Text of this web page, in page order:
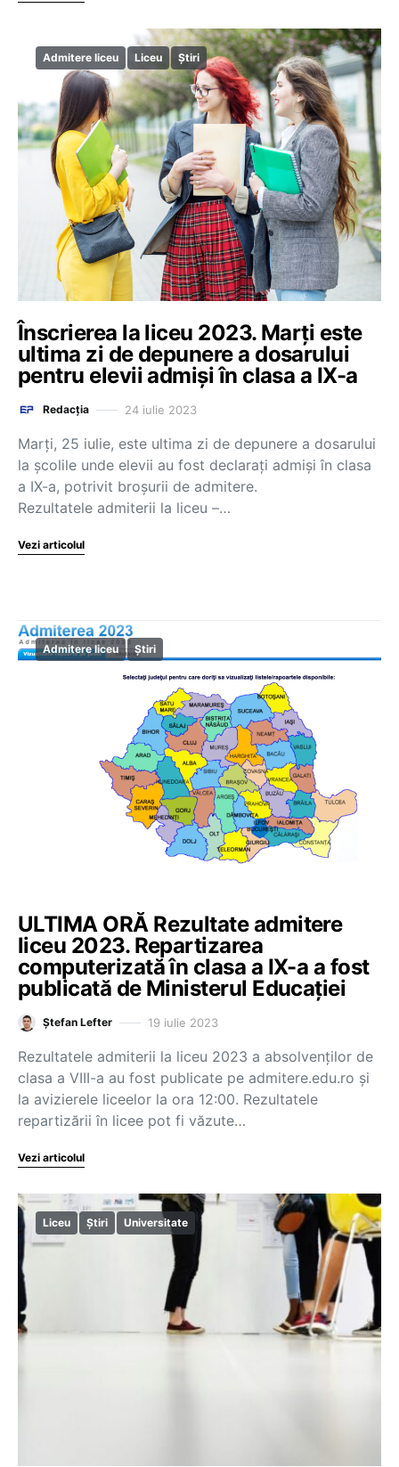
Admitere liceu Liceu Știri
Înscrierea la liceu 2023. Marți este
ultima zi de depunere a dosarului
pentru elevii admiși în clasa a IX-a
Redacția 24 iulie 2023
Marți, 25 iulie, este ultima zi de depunere a dosarului
la școlile unde elevii au fost declarați admiși în clasa
a IX-a, potrivit broșurii de admitere.
Rezultatele admiterii la liceu –…
Vezi articolul
Admitere liceu Știri
ULTIMA ORĂ Rezultate admitere
liceu 2023. Repartizarea
computerizată în clasa a IX-a a fost
publicată de Ministerul Educației
Ștefan Lefter 19 iulie 2023
Rezultatele admiterii la liceu 2023 a absolvenților de
clasa a VIII-a au fost publicate pe admitere.edu.ro și
la avizierele liceelor la ora 12:00. Rezultatele
repartizării în licee pot fi văzute…
Vezi articolul
Liceu Știri Universitate